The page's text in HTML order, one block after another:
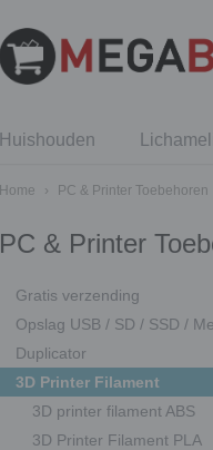
Huishouden
Home › PC & Printer Toebehoren
PC & Printer
Gratis verzending
Opslag USB / SD / SSD /
Duplicator
3D Printer Filament
3D printer filament ABS
3D Printer Filament PLA